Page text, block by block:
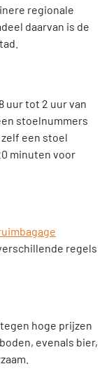
regionale
daarvan is de
uur tot 2 uur van
stoelnummers
een stoel
minuten voor
regels
hoge prijzen
evenals bier,